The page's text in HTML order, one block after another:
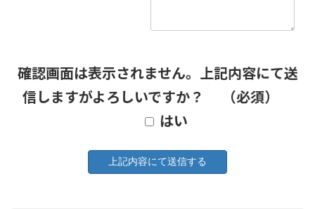
確認画面は表示されません。上記内容にて送
信しますがよろしいですか？
（必須）
はい